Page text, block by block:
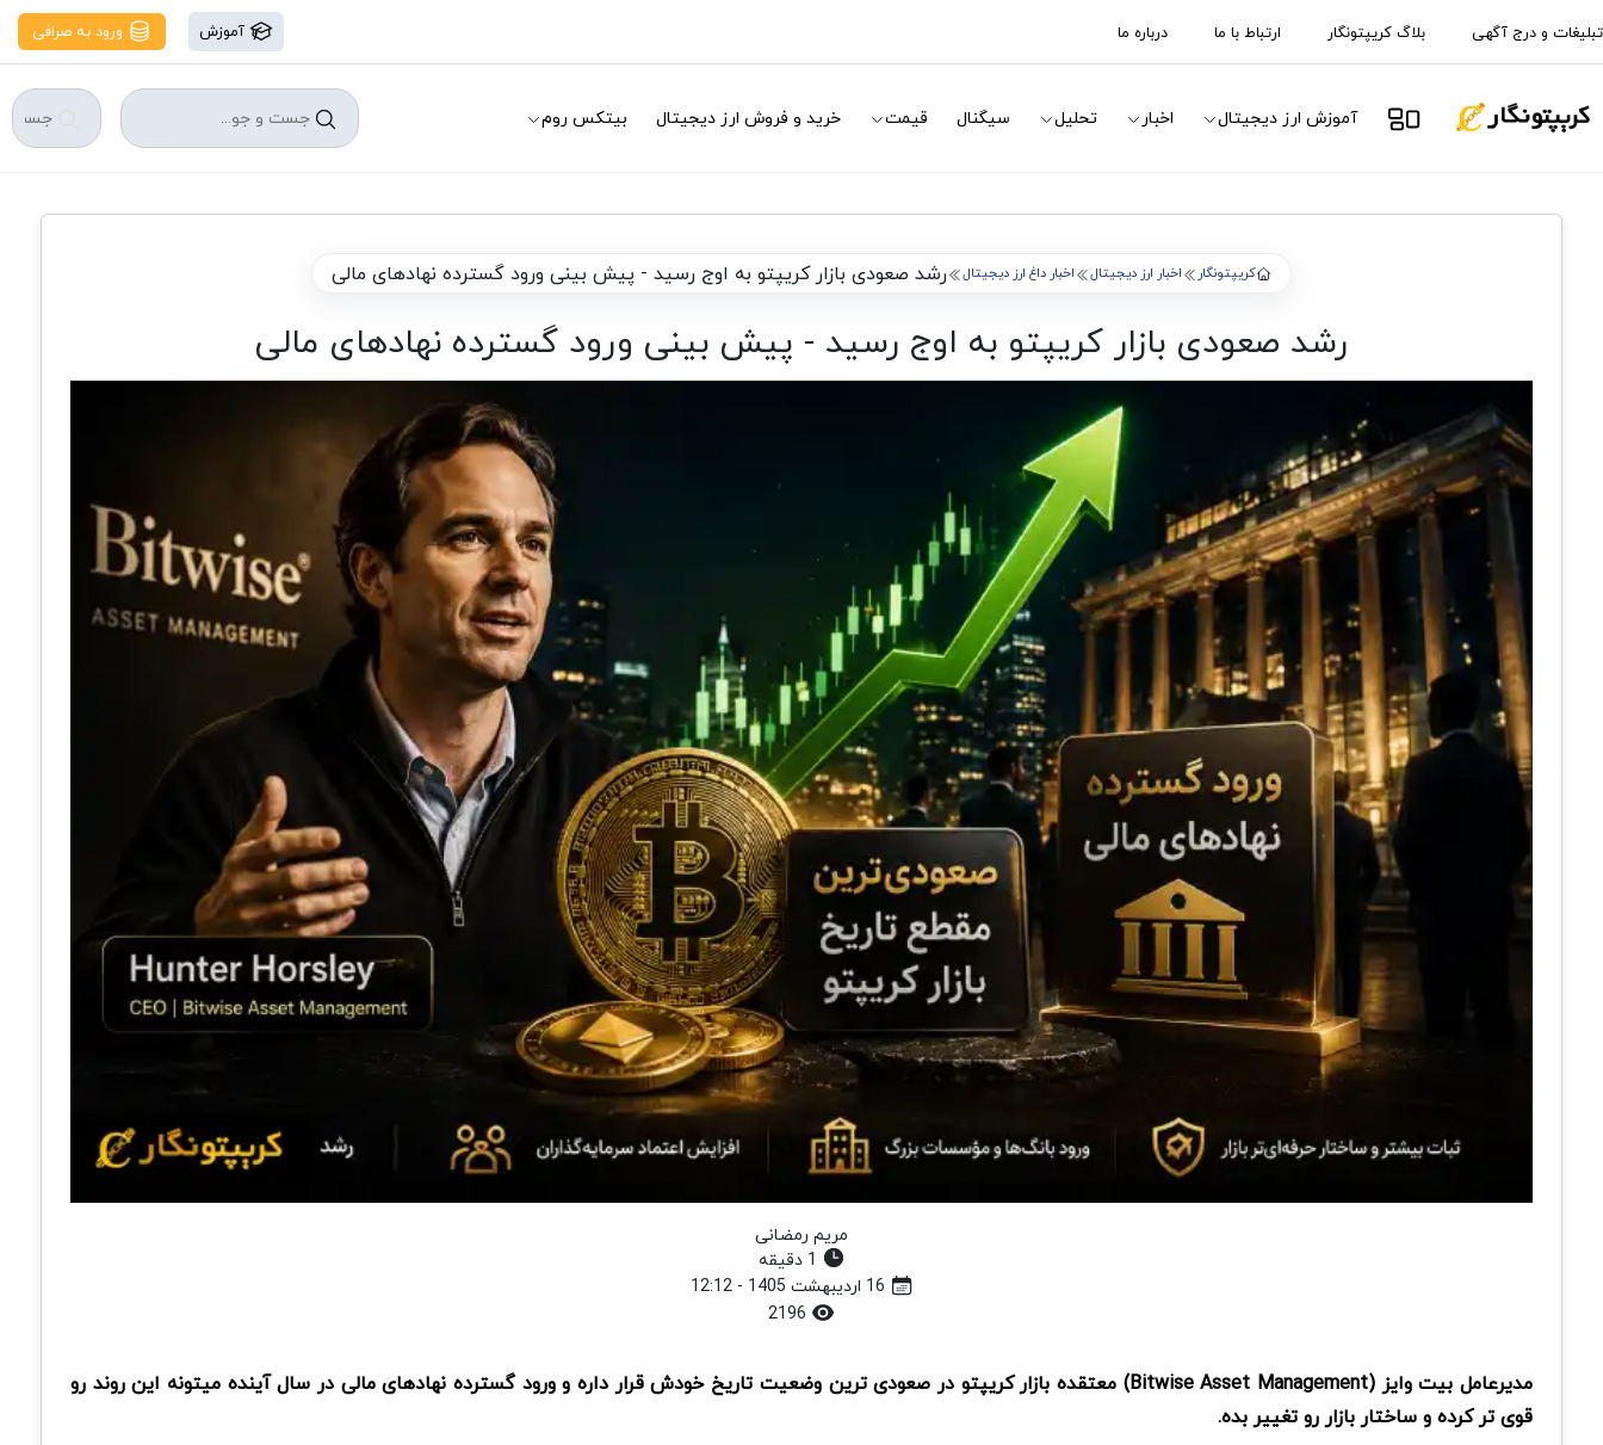
تبلیغات و درج آگهی بلاگ کریپتونگار ارتباط با ما درباره ما آموزش ورود به صرافی
آموزش ارز دیجیتال اخبار تحلیل سیگنال قیمت خرید و فروش ارز دیجیتال بیتکس روم
کریپتونگار اخبار ارز دیجیتال اخبار داغ ارز دیجیتال رشد صعودی بازار کریپتو به اوج رسید - پیش بینی ورود گسترده نهادهای مالی
رشد صعودی بازار کریپتو به اوج رسید - پیش بینی ورود گسترده نهادهای مالی
مریم رمضانی
مدیرعامل بیت وایز (Bitwise Asset Management) معتقده بازار کریپتو در صعودی ترین وضعیت تاریخ خودش قرار داره و ورود گسترده نهادهای مالی در سال آینده میتونه این روند رو
قوی تر کرده و ساختار بازار رو تغییر بده.